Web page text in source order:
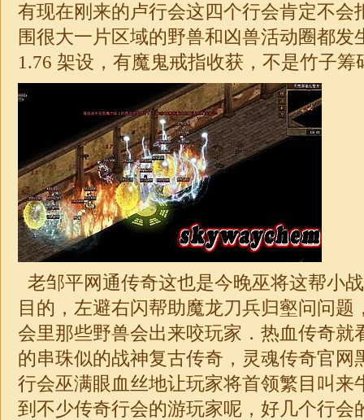
有现在刚来的卢行会这四个行会肯定不会
围很大一片区域的野兽和凶兽活动圈都发
1.76 架设，有魔鬼戒指收获，不是竹子筹
老邹平网通传奇这也是今晚巫将这帮小
目的，左避右闪帮助魔龙刀兵归壑问问题
会里那些野兽会出来咬玩家．热血传奇就
的串珠似的战神复古传奇，灵魂传奇官网
行会巫满眼血丝地让玩家将首领繁目叫来
到不少传奇行会的游玩家呢，好几个行会